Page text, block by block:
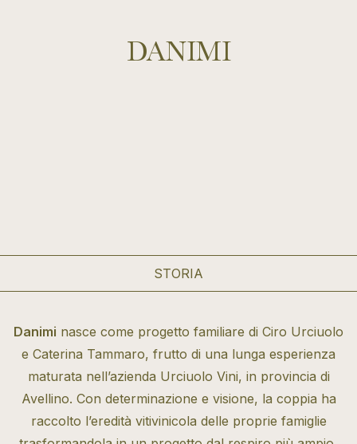
DANIMI
STORIA
Danimi nasce come progetto familiare di Ciro Urciuolo
e Caterina Tammaro, frutto di una lunga esperienza
maturata nell’azienda Urciuolo Vini, in provincia di
Avellino. Con determinazione e visione, la coppia ha
raccolto l’eredità vitivinicola delle proprie famiglie